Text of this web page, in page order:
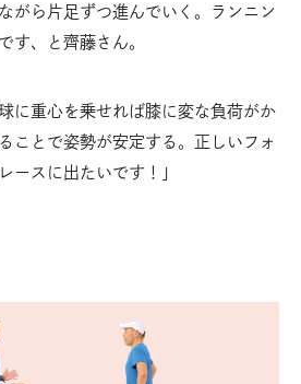
がら片足ずつ進んでいく。ランニン
す、と齊藤さん。
に重心を乗せれば膝に変な負荷がか
ことで姿勢が安定する。正しいフォ
ースに出たいです！」